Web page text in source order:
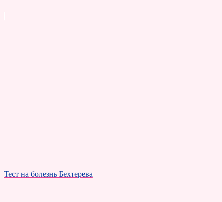
Тест на болезнь Бехтерева